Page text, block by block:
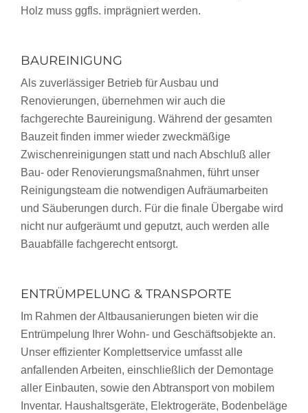
Holz muss ggfls. imprägniert werden.
BAUREINIGUNG
Als zuverlässiger Betrieb für Ausbau und
Renovierungen, übernehmen wir auch die
fachgerechte Baureinigung. Während der gesamten
Bauzeit finden immer wieder zweckmäßige
Zwischenreinigungen statt und nach Abschluß aller
Bau- oder Renovierungsmaßnahmen, führt unser
Reinigungsteam die notwendigen Aufräumarbeiten
und Säuberungen durch. Für die finale Übergabe wird
nicht nur aufgeräumt und geputzt, auch werden alle
Bauabfälle fachgerecht entsorgt.
ENTRÜMPELUNG & TRANSPORTE
Im Rahmen der Altbausanierungen bieten wir die
Entrümpelung Ihrer Wohn- und Geschäftsobjekte an.
Unser effizienter Komplettservice umfasst alle
anfallenden Arbeiten, einschließlich der Demontage
aller Einbauten, sowie den Abtransport von mobilem
Inventar. Haushaltsgeräte, Elektrogeräte, Bodenbeläge